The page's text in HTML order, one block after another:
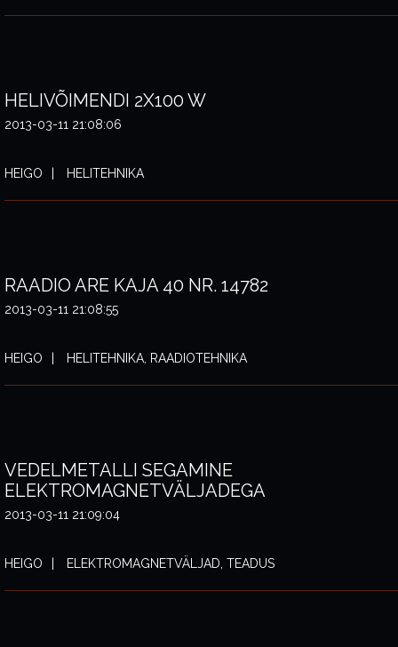
HELIVÕIMENDI 2X100 W
2013-03-11 21:08:06
HEIGO HELITEHNIKA
RAADIO ARE KAJA 40 NR. 14782
2013-03-11 21:08:55
HEIGO HELITEHNIKA, RAADIOTEHNIKA
VEDELMETALLI SEGAMINE
ELEKTROMAGNETVÄLJADEGA
2013-03-11 21:09:04
HEIGO ELEKTROMAGNETVÄLJAD, TEADUS